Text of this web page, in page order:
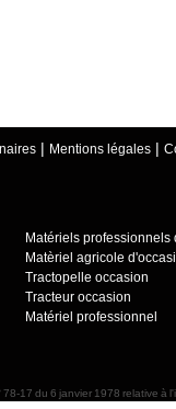
| Mentions légales |
Matériels professionnels
Matèriel agricole
Tractopelle occasion
Tracteur occasion
Matériel professionnel
17 du 6 janvier 1978 relative